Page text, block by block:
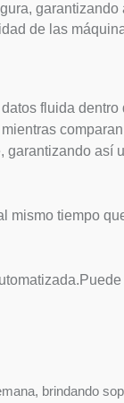
de las
fluida
así
mismo tiempo
brindando